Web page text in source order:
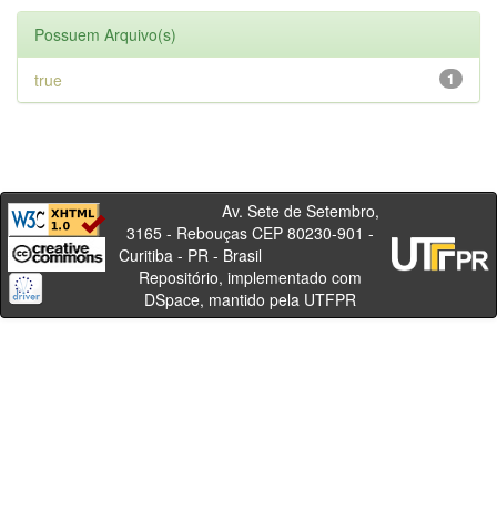
Possuem Arquivo(s)
1
true
Av. Sete de Setembro,
3165 - Rebouças CEP 80230-901 -
Curitiba - PR - Brasil
Repositório, implementado com
DSpace, mantido pela UTFPR